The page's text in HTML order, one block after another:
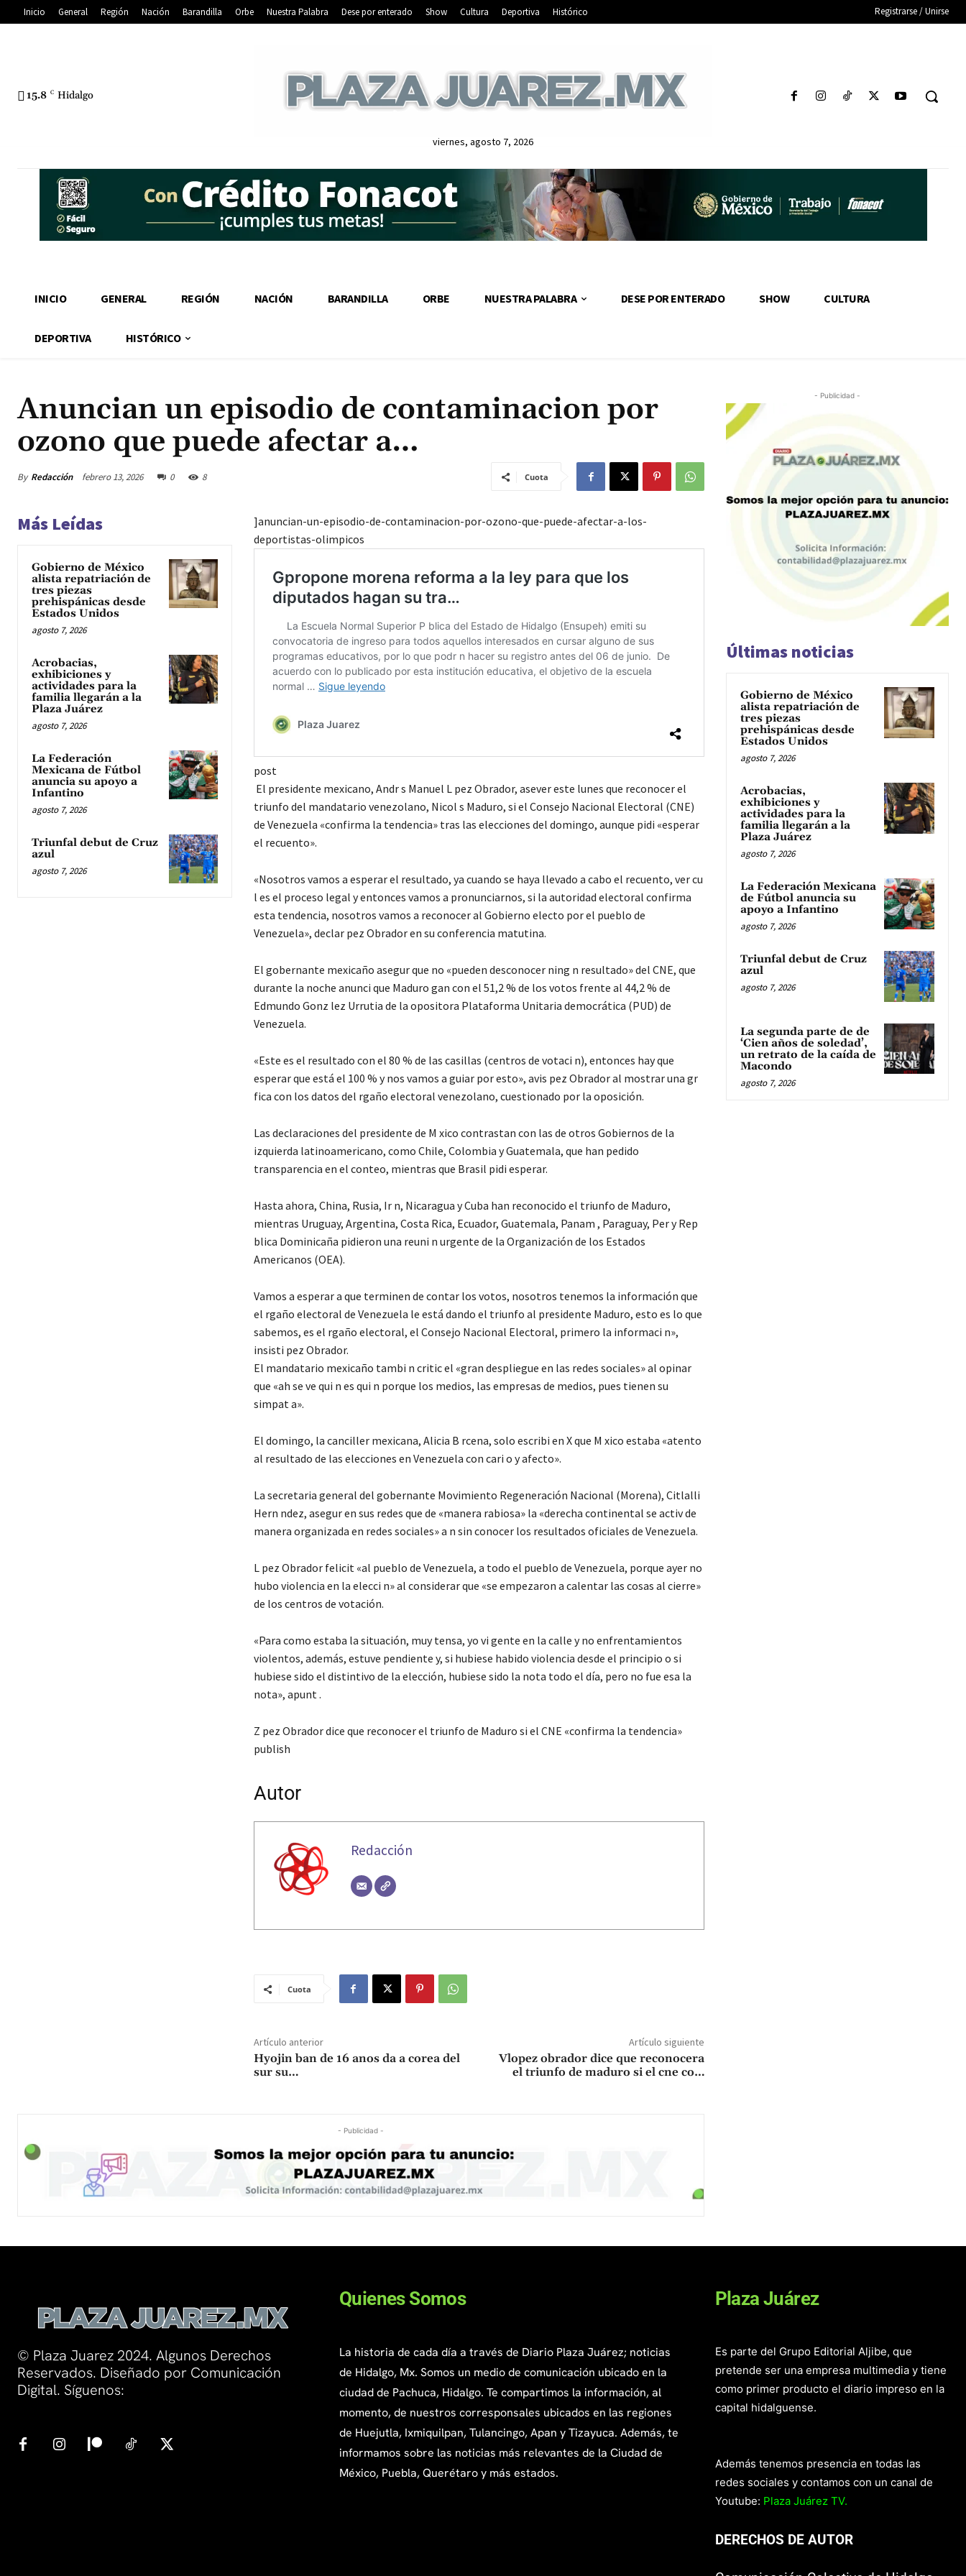
Inicio General Región Nación Barandilla Orbe Nuestra Palabra Dese por enterado Show Cultura Deportiva Histórico Registrarse / Unirse
15.8 C Hidalgo
viernes, agosto 7, 2026
INICIO GENERAL REGIÓN NACIÓN BARANDILLA ORBE NUESTRA PALABRA DESE POR ENTERADO SHOW CULTURA
DEPORTIVA HISTÓRICO
Anuncian un episodio de contaminacion por
ozono que puede afectar a…
By Redacción febrero 13, 2026 0 8 Cuota
Más Leídas
Gobierno de México
alista repatriación de
tres piezas
prehispánicas desde
Estados Unidos
agosto 7, 2026
Acrobacias,
exhibiciones y
actividades para la
familia llegarán a la
Plaza Juárez
agosto 7, 2026
La Federación
Mexicana de Fútbol
anuncia su apoyo a
Infantino
agosto 7, 2026
Triunfal debut de Cruz
azul
agosto 7, 2026
]anuncian-un-episodio-de-contaminacion-por-ozono-que-puede-afectar-a-los-
deportistas-olimpicos
post
El presidente mexicano, Andr s Manuel L pez Obrador, asever este lunes que reconocer el
triunfo del mandatario venezolano, Nicol s Maduro, si el Consejo Nacional Electoral (CNE)
de Venezuela «confirma la tendencia» tras las elecciones del domingo, aunque pidi «esperar
el recuento».
«Nosotros vamos a esperar el resultado, ya cuando se haya llevado a cabo el recuento, ver cu
l es el proceso legal y entonces vamos a pronunciarnos, si la autoridad electoral confirma
esta tendencia, nosotros vamos a reconocer al Gobierno electo por el pueblo de
Venezuela», declar pez Obrador en su conferencia matutina.
El gobernante mexicaño asegur que no «pueden desconocer ning n resultado» del CNE, que
durante la noche anunci que Maduro gan con el 51,2 % de los votos frente al 44,2 % de
Edmundo Gonz lez Urrutia de la opositora Plataforma Unitaria democrática (PUD) de
Venezuela.
«Este es el resultado con el 80 % de las casillas (centros de votaci n), entonces hay que
esperar que está el 100 % y nos vamos a guiar por esto», avis pez Obrador al mostrar una gr
fica con los datos del rgaño electoral venezolano, cuestionado por la oposición.
Las declaraciones del presidente de M xico contrastan con las de otros Gobiernos de la
izquierda latinoamericano, como Chile, Colombia y Guatemala, que han pedido
transparencia en el conteo, mientras que Brasil pidi esperar.
Hasta ahora, China, Rusia, Ir n, Nicaragua y Cuba han reconocido el triunfo de Maduro,
mientras Uruguay, Argentina, Costa Rica, Ecuador, Guatemala, Panam , Paraguay, Per y Rep
blica Dominicaña pidieron una reuni n urgente de la Organización de los Estados
Americanos (OEA).
Vamos a esperar a que terminen de contar los votos, nosotros tenemos la información que
el rgaño electoral de Venezuela le está dando el triunfo al presidente Maduro, esto es lo que
sabemos, es el rgaño electoral, el Consejo Nacional Electoral, primero la informaci n»,
insisti pez Obrador.
El mandatario mexicaño tambi n critic el «gran despliegue en las redes sociales» al opinar
que «ah se ve qui n es qui n porque los medios, las empresas de medios, pues tienen su
simpat a».
El domingo, la canciller mexicana, Alicia B rcena, solo escribi en X que M xico estaba «atento
al resultado de las elecciones en Venezuela con cari o y afecto».
La secretaria general del gobernante Movimiento Regeneración Nacional (Morena), Citlalli
Hern ndez, asegur en sus redes que de «manera rabiosa» la «derecha continental se activ de
manera organizada en redes sociales» a n sin conocer los resultados oficiales de Venezuela.
L pez Obrador felicit «al pueblo de Venezuela, a todo el pueblo de Venezuela, porque ayer no
hubo violencia en la elecci n» al considerar que «se empezaron a calentar las cosas al cierre»
de los centros de votación.
«Para como estaba la situación, muy tensa, yo vi gente en la calle y no enfrentamientos
violentos, además, estuve pendiente y, si hubiese habido violencia desde el principio o si
hubiese sido el distintivo de la elección, hubiese sido la nota todo el día, pero no fue esa la
nota», apunt .
Z pez Obrador dice que reconocer el triunfo de Maduro si el CNE «confirma la tendencia»
publish
Autor
Redacción
Cuota
Artículo anterior
Hyojin ban de 16 anos da a corea del
sur su…
Artículo siguiente
Vlopez obrador dice que reconocera
el triunfo de maduro si el cne co…
- Publicidad -
- Publicidad -
Últimas noticias
Gobierno de México
alista repatriación de
tres piezas
prehispánicas desde
Estados Unidos
agosto 7, 2026
Acrobacias,
exhibiciones y
actividades para la
familia llegarán a la
Plaza Juárez
agosto 7, 2026
La Federación Mexicana
de Fútbol anuncia su
apoyo a Infantino
agosto 7, 2026
Triunfal debut de Cruz
azul
agosto 7, 2026
La segunda parte de de
‘Cien años de soledad’,
un retrato de la caída de
Macondo
agosto 7, 2026
© Plaza Juarez 2024. Algunos Derechos
Reservados. Diseñado por Comunicación
Digital. Síguenos:
Quienes Somos
La historia de cada día a través de Diario Plaza Juárez; noticias
de Hidalgo, Mx. Somos un medio de comunicación ubicado en la
ciudad de Pachuca, Hidalgo. Te compartimos la información, al
momento, de nuestros corresponsales ubicados en las regiones
de Huejutla, Ixmiquilpan, Tulancingo, Apan y Tizayuca. Además, te
informamos sobre las noticias más relevantes de la Ciudad de
México, Puebla, Querétaro y más estados.
Plaza Juárez
Es parte del Grupo Editorial Aljibe, que
pretende ser una empresa multimedia y tiene
como primer producto el diario impreso en la
capital hidalguense.
Además tenemos presencia en todas las
redes sociales y contamos con un canal de
Youtube: Plaza Juárez TV.
DERECHOS DE AUTOR